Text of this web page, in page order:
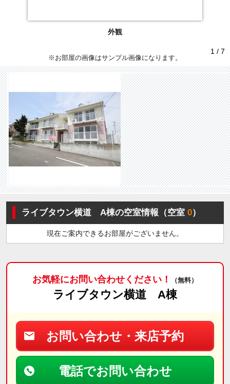
外観
1 / 7
※お部屋の画像はサンプル画像になります。
ライブタウン横道 A棟の空室情報（空室0）
現在ご案内できるお部屋がございません。
お気軽にお問い合わせください！ （無料）
ライブタウン横道 A棟
お問い合わせ・来店予約
電話でお問い合わせ